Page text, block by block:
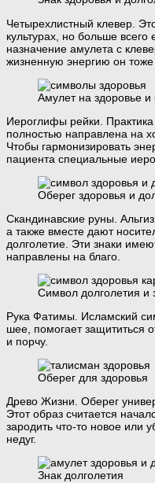
Четырехлистный клевер.
культурах, но больше
назначение амулета с
жизненную энергию он тоже
Амулет на здоровье и
Иероглифы рейки.
полностью направлена на
Чтобы гармонизировать
пациента специальные
Оберег здоровья и
Скандинавские руны.
а также вместе дают
долголетие. Эти знаки
направлены на благо.
Символ долголетия и
Рука Фатимы. Исламский
шее, помогает защититься
и порчу.
Оберег для здоровья
Древо Жизни. Оберег
Этот образ считается
зародить что-то новое или
недуг.
Знак долголетия